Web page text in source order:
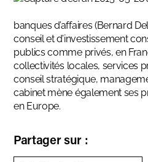
banques d’affaires (Bernard
conseil et d’investissement
publics comme privés, en
collectivités locales, services
conseil stratégique,
cabinet mène également ses
en Europe.
Partager sur :